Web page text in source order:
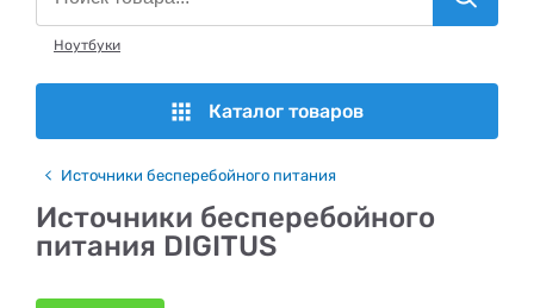
Ноутбуки
Каталог товаров
Источники бесперебойного питания
Источники бесперебойного
питания DIGITUS